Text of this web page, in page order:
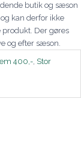
butik og sæson
kan derfor ikke
Der gøres
og efter sæson.
400,-, Stor